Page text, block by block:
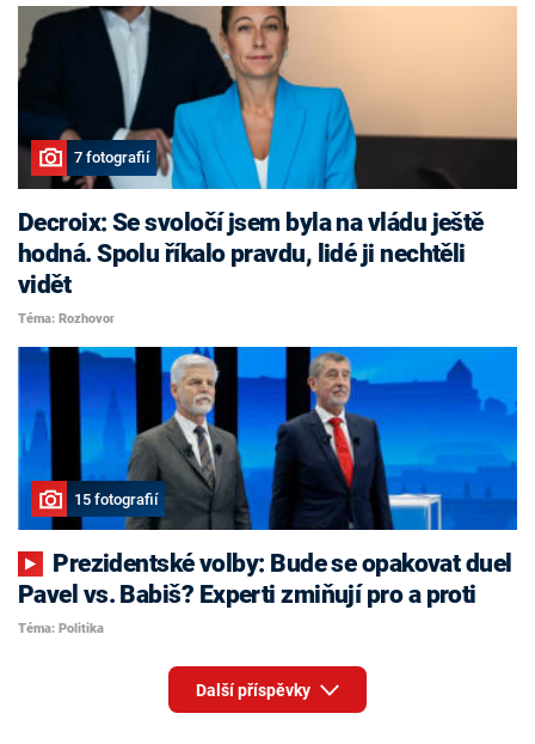
7 fotografií
Decroix: Se svoločí jsem byla na vládu ještě
hodná. Spolu říkalo pravdu, lidé ji nechtěli
vidět
Téma: Rozhovor
15 fotografií
Pavel vs. Babiš? Experti zmiňují pro a proti
Téma: Politika
Další příspěvky